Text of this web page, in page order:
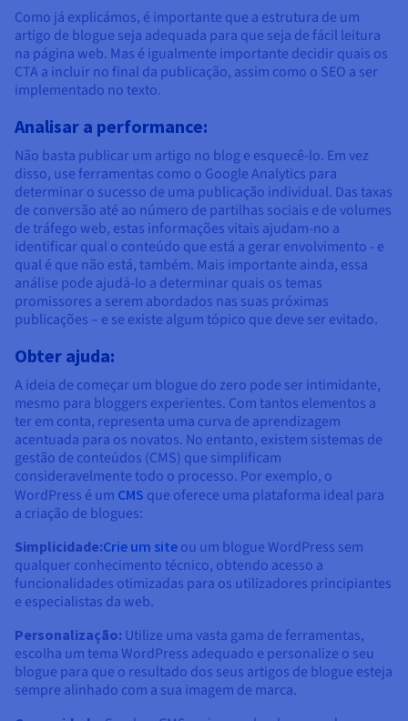
Como já explicámos, é importante que a estrutura de um
artigo de blogue seja adequada para que seja de fácil leitura
na página web. Mas é igualmente importante decidir quais os
CTA a incluir no final da publicação, assim como o SEO a ser
implementado no texto.
Analisar a performance:
Não basta publicar um artigo no blog e esquecê-lo. Em vez
disso, use ferramentas como o Google Analytics para
determinar o sucesso de uma publicação individual. Das taxas
de conversão até ao número de partilhas sociais e de volumes
de tráfego web, estas informações vitais ajudam-no a
identificar qual o conteúdo que está a gerar envolvimento - e
qual é que não está, também. Mais importante ainda, essa
análise pode ajudá-lo a determinar quais os temas
promissores a serem abordados nas suas próximas
publicações – e se existe algum tópico que deve ser evitado.
Obter ajuda:
A ideia de começar um blogue do zero pode ser intimidante,
mesmo para bloggers experientes. Com tantos elementos a
ter em conta, representa uma curva de aprendizagem
acentuada para os novatos. No entanto, existem sistemas de
gestão de conteúdos (CMS) que simplificam
consideravelmente todo o processo. Por exemplo, o
WordPress é um CMS que oferece uma plataforma ideal para
a criação de blogues:
Simplicidade:Crie um site ou um blogue WordPress sem
qualquer conhecimento técnico, obtendo acesso a
funcionalidades otimizadas para os utilizadores principiantes
e especialistas da web.
Personalização: Utilize uma vasta gama de ferramentas,
escolha um tema WordPress adequado e personalize o seu
blogue para que o resultado dos seus artigos de blogue esteja
sempre alinhado com a sua imagem de marca.